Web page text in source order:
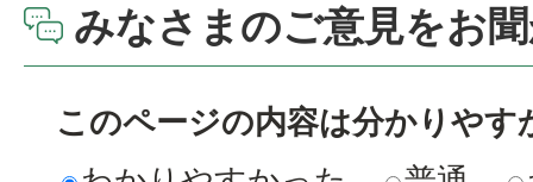
みなさまのご意見をお
このページの内容は分かりやす